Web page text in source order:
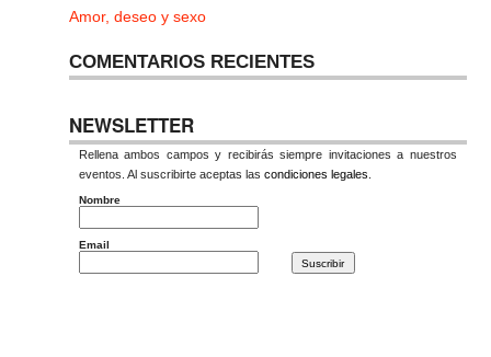
Amor, deseo y sexo
COMENTARIOS RECIENTES
NEWSLETTER
Rellena ambos campos y recibirás siempre invitaciones a nuestros
eventos. Al suscribirte aceptas las condiciones legales
Nombre
Email